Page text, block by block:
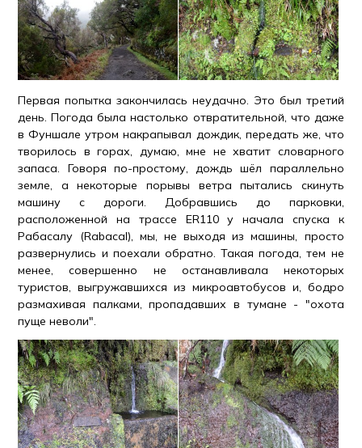
Первая попытка закончилась неудачно. Это был третий
день. Погода была настолько отвратительной, что даже
в Фуншале утром накрапывал дождик, передать же, что
творилось в горах, думаю, мне не хватит словарного
запаса. Говоря по-простому, дождь шёл параллельно
земле, а некоторые порывы ветра пытались скинуть
машину с дороги. Добравшись до парковки,
расположенной на трассе ER110 у начала спуска к
Рабасалу (Rabacal), мы, не выходя из машины, просто
развернулись и поехали обратно. Такая погода, тем не
менее, совершенно не останавливала некоторых
туристов, выгружавшихся из микроавтобусов и, бодро
размахивая палками, пропадавших в тумане - "охота
пуще неволи".